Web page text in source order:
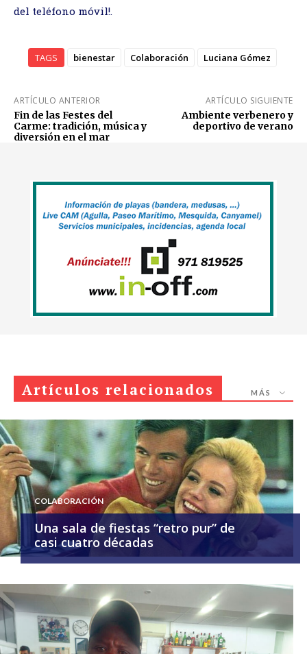
del teléfono móvil!.
TAGS bienestar Colaboración Luciana Gómez
ARTÍCULO ANTERIOR
Fin de las Festes del
Carme: tradición, música y
diversión en el mar
ARTÍCULO SIGUIENTE
Ambiente verbenero y
deportivo de verano
Artículos relacionados MÁS
COLABORACIÓN
Una sala de fiestas “retro pur” de
casi cuatro décadas